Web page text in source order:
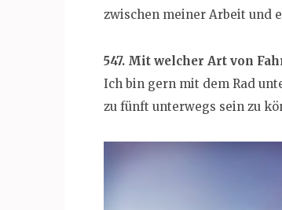
zwischen meiner Arbeit und
547. Mit welcher Art von
Ich bin gern mit dem Rad
zu fünft unterwegs sein zu